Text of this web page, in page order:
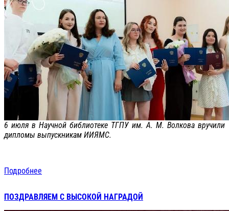
6 июля в Научной библиотеке ТГПУ им. А. М. Волкова вручили
дипломы выпускникам ИИЯМС.
Подробнее
ПОЗДРАВЛЯЕМ С ВЫСОКОЙ НАГРАДОЙ